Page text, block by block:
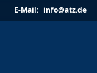
E-Mail: info@atz.de